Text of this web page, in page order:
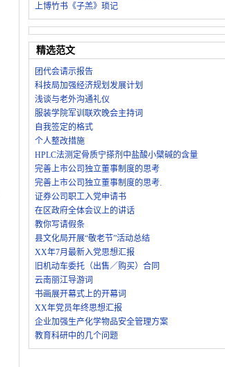
上博竹书《子羔》琐记
精选范文
团代会请示报告
科技局加强经济规划发展计划
浅谈与老外沟通礼仪
服装学院军训联欢晚会主持词
自我签定的格式
个人整改措施
HPLC法测定骨质宁搽剂中盐酸小檗碱的含量
完善上市公司独立董事制度的思考
完善上市公司独立董事制度的思考.
证券公司职工入党申请书
在区政府全体会议上的讲话
教你写请假条
县文化局开展“敬老节”活动总结
XX年7月最新入党思想汇报
旧机动车委托（出售／购买）合同
云南丽江导游词
书画展开幕式上的开幕词
XX年党员年终思想汇报
企业加强生产化学物品安全管理方案
教育科研中的几个问题